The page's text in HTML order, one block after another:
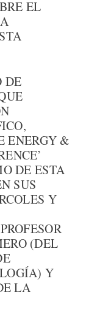
EL
DE
ENERGY &
DE ESTA
SUS
Y
(DEL
Y
LA